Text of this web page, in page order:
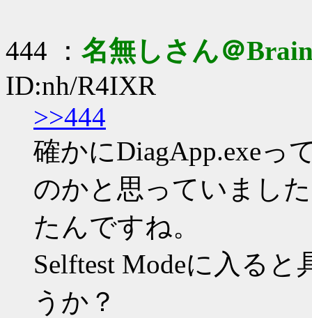
444 ： 名無しさん＠
ID:nh/R4IXR
>>444
確かにDiagApp.exeっ
のかと思っていまし
たんですね。
Selftest Modeに入る
うか？